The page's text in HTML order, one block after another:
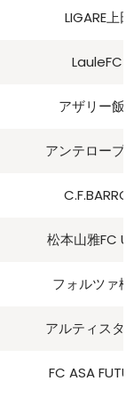
LIGARE上田
LauleFC
アザリー飯
アンテロープ
C.F.BARRO
松本山雅FC
フォルツァ
アルティスタ
FC ASA